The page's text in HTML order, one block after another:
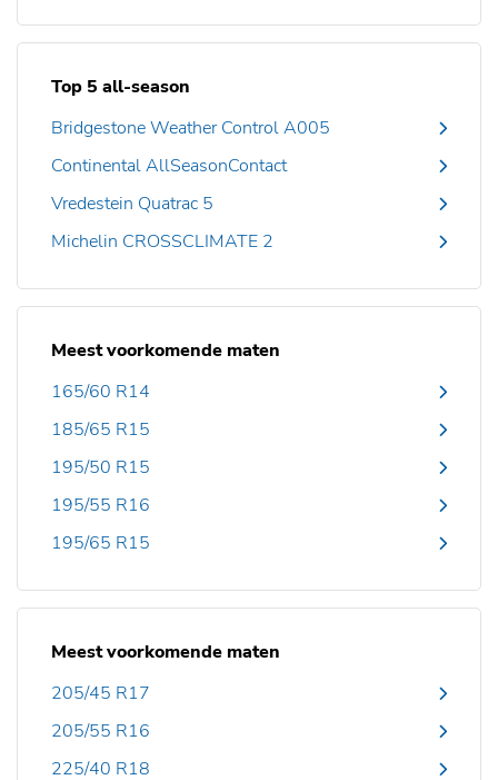
Top 5 all-season
Bridgestone Weather Control A005
Continental AllSeasonContact
Vredestein Quatrac 5
Michelin CROSSCLIMATE 2
Meest voorkomende maten
165/60 R14
185/65 R15
195/50 R15
195/55 R16
195/65 R15
Meest voorkomende maten
205/45 R17
205/55 R16
225/40 R18